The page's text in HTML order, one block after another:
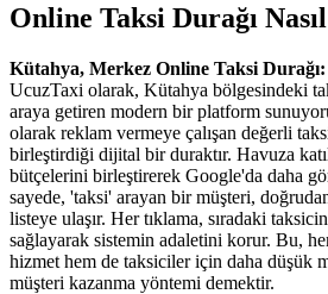
Online Taksi Durağı Nasıl
Kütahya, Merkez Online Taksi Durağı:
UcuzTaxi olarak, Kütahya bölgesindeki
araya getiren modern bir platform
olarak reklam vermeye çalışan değerli
birleştirdiği dijital bir duraktır. Havuza
bütçelerini birleştirerek Google'da daha
sayede, 'taksi' arayan bir müşteri,
listeye ulaşır. Her tıklama, sıradaki
sağlayarak sistemin adaletini korur. Bu,
hizmet hem de taksiciler için daha düşük
müşteri kazanma yöntemi demektir.